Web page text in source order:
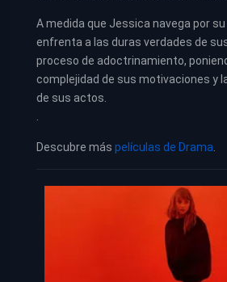
A medida que Jessica navega por su
enfrenta a las duras verdades de
proceso de adoctrinamiento,
complejidad de sus motivaciones y
de sus actos.
Descubre más películas de Drama